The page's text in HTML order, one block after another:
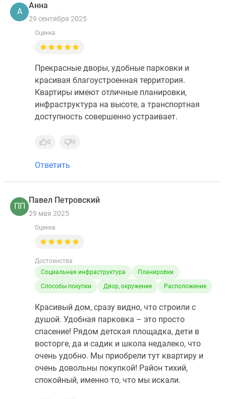
А
Анна
29 сентября 2025
Оценка
Прекрасные дворы, удобные парковки и
красивая благоустроенная территория.
Квартиры имеют отличные планировки,
инфраструктура на высоте, а транспортная
доступность совершенно устраивает.
0 0
Ответить
ПП
Павел Петровский
29 мая 2025
Оценка
Достоинства
Социальная инфраструктура
Планировки
Способы покупки
Двор, окружение Расположение
Красивый дом, сразу видно, что строили с
душой. Удобная парковка – это просто
спасение! Рядом детская площадка, дети в
восторге, да и садик и школа недалеко, что
очень удобно. Мы приобрели тут квартиру и
очень довольны покупкой! Район тихий,
спокойный, именно то, что мы искали.